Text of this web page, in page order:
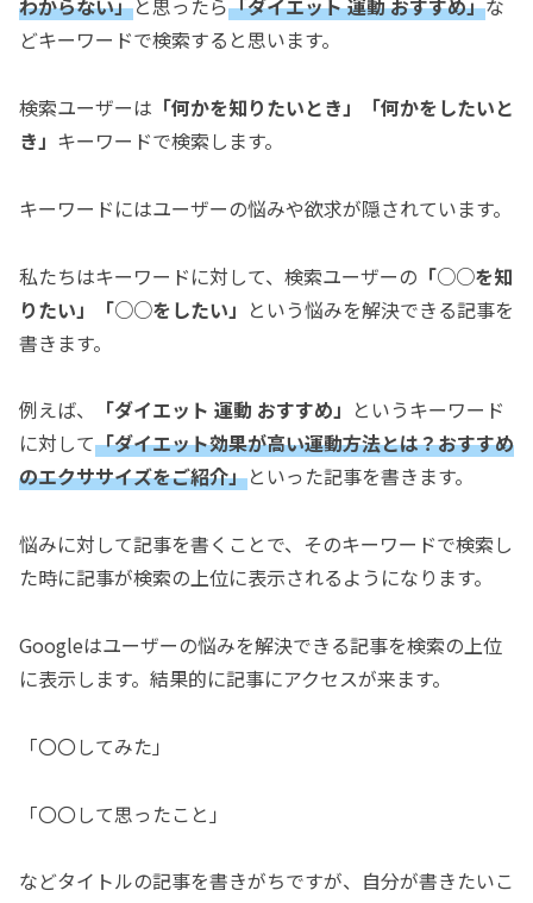
わからない」と思ったら「ダイエット 運動 おすすめ」な
どキーワードで検索すると思います。
検索ユーザーは 「何かを知りたいとき」「何かをしたいと
き」 キーワードで検索します。
キーワードにはユーザーの悩みや欲求が隠されています。
私たちはキーワードに対して、検索ユーザーの 「○○を知
りたい」「○○をしたい」 という悩みを解決できる記事を
書きます。
例えば、 「ダイエット 運動 おすすめ」 というキーワード
に対して「ダイエット効果が高い運動方法とは？おすすめ
のエクササイズをご紹介」といった記事を書きます。
悩みに対して記事を書くことで、そのキーワードで検索し
た時に記事が検索の上位に表示されるようになります。
Googleはユーザーの悩みを解決できる記事を検索の上位
に表示します。結果的に記事にアクセスが来ます。
「〇〇してみた」
「〇〇して思ったこと」
などタイトルの記事を書きがちですが、自分が書きたいこ